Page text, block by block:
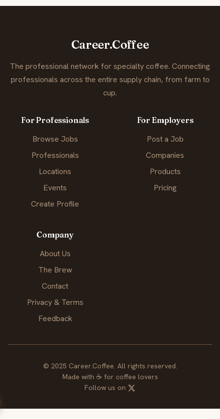
Career.Coffee
The professional network for specialty coffee. Connecting
professionals across the entire supply chain, from farm to
cup.
For Professionals
Browse Jobs
Professionals
Locations
Events
Create Profile
For Employers
Post a Job
Companies
Products
Pricing
Company
About Us
The Brew
Contact
Privacy & Terms
Feedback
© 2025 Career.Coffee. All rights reserved.
Made with ☕ for coffee lovers
Follow us on